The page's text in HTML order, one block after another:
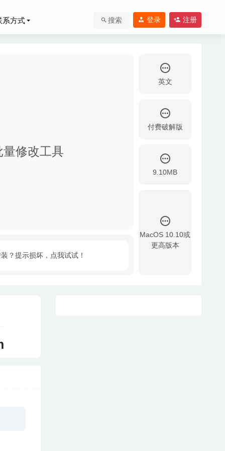
方式 搜索 登录 注册
修改工具
英文
付费破解版
9.10MB
MacOS 10.10或
更高版本
？提示损坏，点我试试！